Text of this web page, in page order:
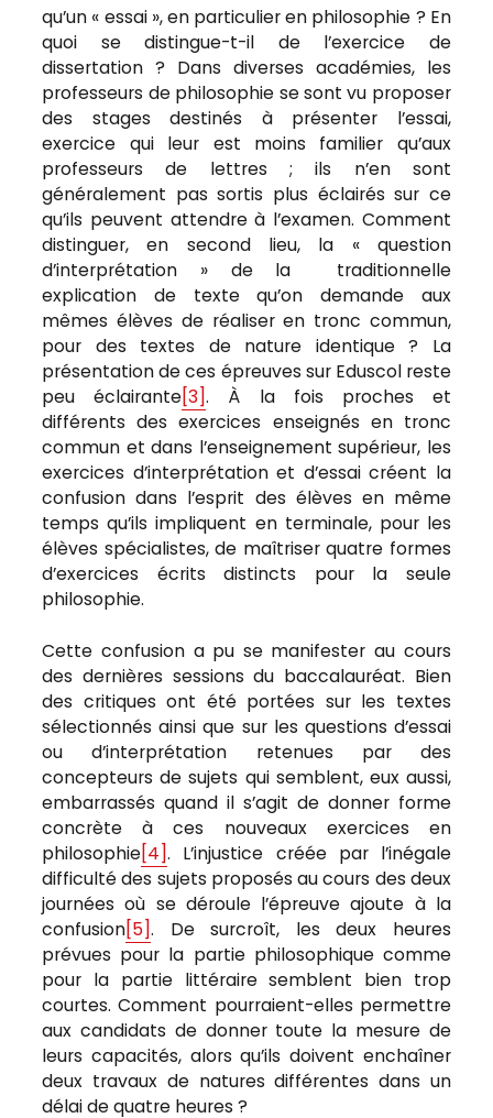
qu’un « essai », en particulier en philosophie ? En
quoi se distingue-t-il de l’exercice de
dissertation ? Dans diverses académies, les
professeurs de philosophie se sont vu proposer
des stages destinés à présenter l’essai,
exercice qui leur est moins familier qu’aux
professeurs de lettres ; ils n’en sont
généralement pas sortis plus éclairés sur ce
qu’ils peuvent attendre à l’examen. Comment
distinguer, en second lieu, la « question
d’interprétation » de la traditionnelle
explication de texte qu’on demande aux
mêmes élèves de réaliser en tronc commun,
pour des textes de nature identique ? La
présentation de ces épreuves sur Eduscol reste
peu éclairante[3]. À la fois proches et
différents des exercices enseignés en tronc
commun et dans l’enseignement supérieur, les
exercices d’interprétation et d’essai créent la
confusion dans l’esprit des élèves en même
temps qu’ils impliquent en terminale, pour les
élèves spécialistes, de maîtriser quatre formes
d’exercices écrits distincts pour la seule
philosophie.
Cette confusion a pu se manifester au cours
des dernières sessions du baccalauréat. Bien
des critiques ont été portées sur les textes
sélectionnés ainsi que sur les questions d’essai
ou d’interprétation retenues par des
concepteurs de sujets qui semblent, eux aussi,
embarrassés quand il s’agit de donner forme
concrète à ces nouveaux exercices en
philosophie[4]. L’injustice créée par l’inégale
difficulté des sujets proposés au cours des deux
journées où se déroule l’épreuve ajoute à la
confusion[5]. De surcroît, les deux heures
prévues pour la partie philosophique comme
pour la partie littéraire semblent bien trop
courtes. Comment pourraient-elles permettre
aux candidats de donner toute la mesure de
leurs capacités, alors qu’ils doivent enchaîner
deux travaux de natures différentes dans un
délai de quatre heures ?